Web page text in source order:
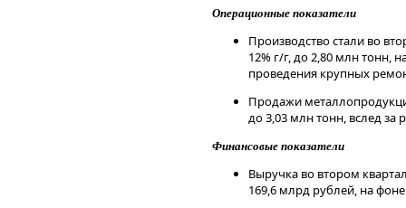
Операционные показатели
Производство стали во
12% г/г, до 2,80 млн тонн,
проведения крупных
Продажи
до 3,03 млн тонн, вслед за
Финансовые показатели
Выручка во втором
169,6 млрд рублей, на